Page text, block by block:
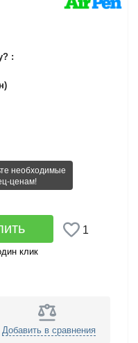
:
необходимые
ценам!
клик
1
Добавить в сравнения